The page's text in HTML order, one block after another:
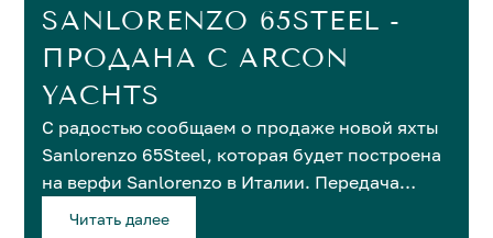
SANLORENZO 65STEEL -
ПРОДАНА С ARCON
YACHTS
С радостью сообщаем о продаже новой яхты
Sanlorenzo 65Steel, которая будет построена
на верфи Sanlorenzo в Италии. Передача
владельцу запланирована на 2028 год.
Читать далее